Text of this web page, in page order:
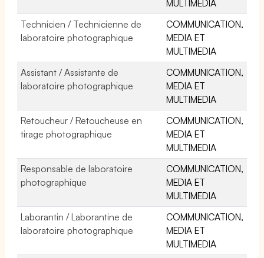
MULTIMEDIA
Technicien / Technicienne de
laboratoire photographique
COMMUNICATION,
MEDIA ET
MULTIMEDIA
Assistant / Assistante de
laboratoire photographique
COMMUNICATION,
MEDIA ET
MULTIMEDIA
Retoucheur / Retoucheuse en
tirage photographique
COMMUNICATION,
MEDIA ET
MULTIMEDIA
Responsable de laboratoire
photographique
COMMUNICATION,
MEDIA ET
MULTIMEDIA
Laborantin / Laborantine de
laboratoire photographique
COMMUNICATION,
MEDIA ET
MULTIMEDIA